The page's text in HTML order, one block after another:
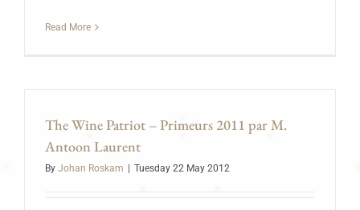
Read More
The Wine Patriot – Primeurs 2011 par M.
Antoon Laurent
By Johan Roskam Tuesday 22 May 2012